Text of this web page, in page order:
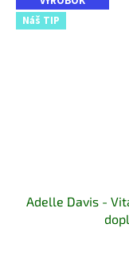
Náš TIP
Adelle Davis -